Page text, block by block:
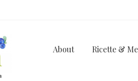
About Ricette &